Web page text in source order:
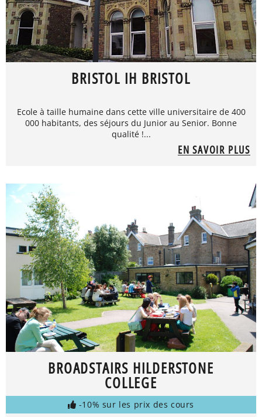
BRISTOL IH BRISTOL
Ecole à taille humaine dans cette ville universitaire de 400
000 habitants, des séjours du Junior au Senior. Bonne
qualité !...
EN SAVOIR PLUS
BROADSTAIRS HILDERSTONE
COLLEGE
-10% sur les prix des cours